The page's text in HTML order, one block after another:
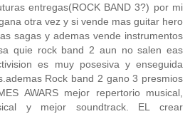
entregas(ROCK BAND 3?) por mi
otra vez y si vende mas guitar hero
sagas y ademas vende instrumentos
quie rock band 2 aun no salen eas
es muy posesiva y enseguida
Rock band 2 gano 3 presmios
AWARS mejor repertorio musical,
y mejor soundtrack. EL crear